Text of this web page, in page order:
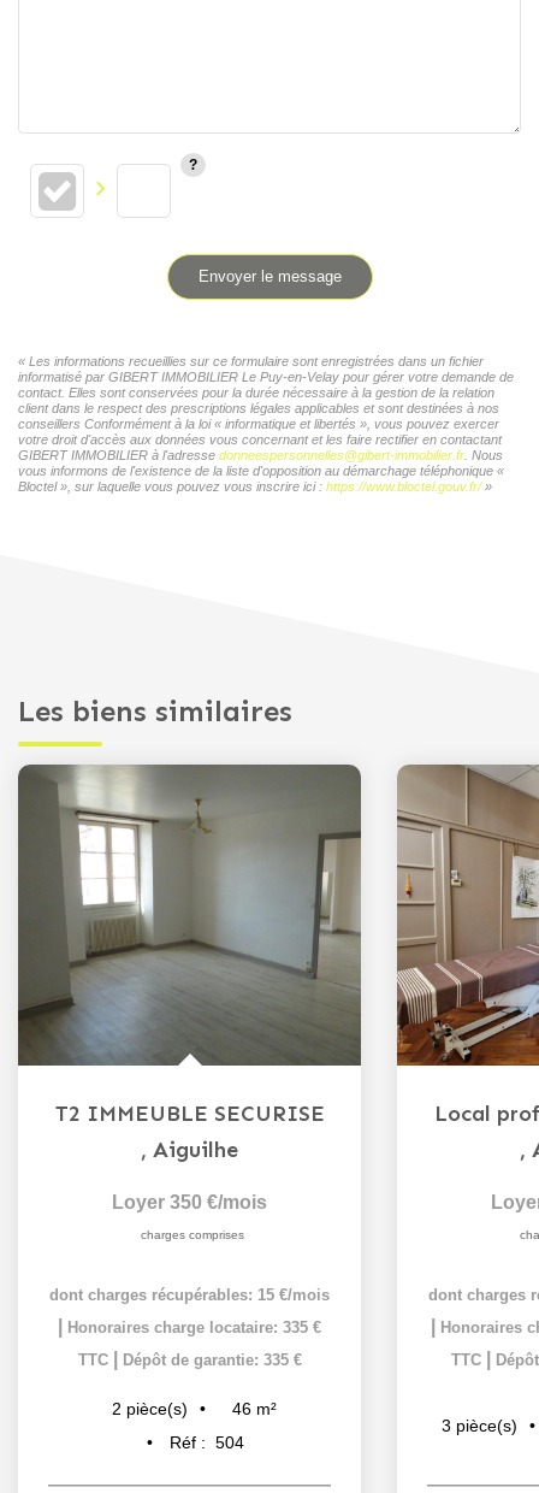
Envoyer le message
« Les informations recueillies sur ce formulaire sont enregistrées dans un fichier
informatisé par GIBERT IMMOBILIER Le Puy-en-Velay pour gérer votre demande de
contact. Elles sont conservées pour la durée nécessaire à la gestion de la relation
client dans le respect des prescriptions légales applicables et sont destinées à nos
conseillers Conformément à la loi « informatique et libertés », vous pouvez exercer
votre droit d'accès aux données vous concernant et les faire rectifier en contactant
GIBERT IMMOBILIER à l'adresse donneespersonnelles@gibert-immobilier.fr . Nous
vous informons de l'existence de la liste d'opposition au démarchage téléphonique «
Bloctel », sur laquelle vous pouvez vous inscrire ici : https://www.bloctel.gouv.fr/»
Les biens similaires
T2 IMMEUBLE SECURISE
, Aiguilhe
Loyer 350 €/mois
charges comprises
dont charges récupérables: 15 €/mois
Honoraires charge locataire: 335 €
TTC
Dépôt de garantie: 335 €
2 pièce(s) 46 m²
Réf : 504
Local
,
dont charges
Honoraires
TTC
3 pièce(s)